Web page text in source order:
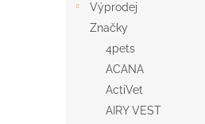
Výprodej
Značky
4pets
ACANA
ActiVet
AIRY VEST